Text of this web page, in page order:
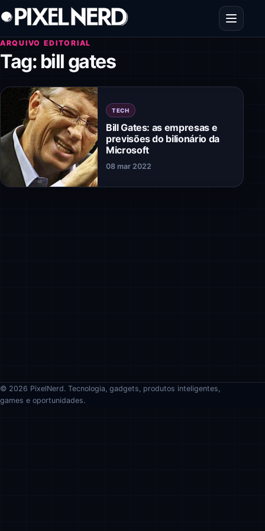
Pular para o conteúdo
Abrir
ARQUIVO EDITORIAL
Tag: bill gates
TECH
Bill Gates: as empresas e
previsões do bilionário da
Microsoft
08 mar 2022
© 2026 PixelNerd. Tecnologia, gadgets, produtos inteligentes,
games e oportunidades.